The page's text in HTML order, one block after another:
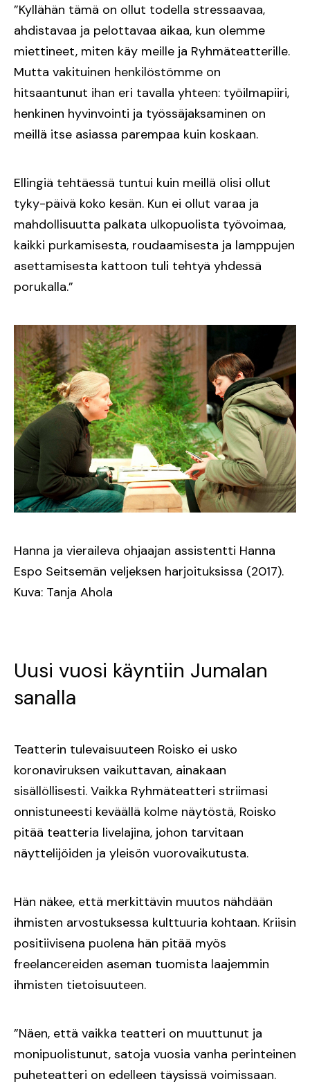
”Kyllähän tämä on ollut todella stressaavaa,
ahdistavaa ja pelottavaa aikaa, kun olemme
miettineet, miten käy meille ja Ryhmäteatterille.
Mutta vakituinen henkilöstömme on
hitsaantunut ihan eri tavalla yhteen: työilmapiiri,
henkinen hyvinvointi ja työssäjaksaminen on
meillä itse asiassa parempaa kuin koskaan.
Ellingiä tehtäessä tuntui kuin meillä olisi ollut
tyky-päivä koko kesän. Kun ei ollut varaa ja
mahdollisuutta palkata ulkopuolista työvoimaa,
kaikki purkamisesta, roudaamisesta ja lamppujen
asettamisesta kattoon tuli tehtyä yhdessä
porukalla.”
Hanna ja vieraileva ohjaajan assistentti Hanna
Espo Seitsemän veljeksen harjoituksissa (2017).
Kuva: Tanja Ahola
Uusi vuosi käyntiin Jumalan
sanalla
Teatterin tulevaisuuteen Roisko ei usko
koronaviruksen vaikuttavan, ainakaan
sisällöllisesti. Vaikka Ryhmäteatteri striimasi
onnistuneesti keväällä kolme näytöstä, Roisko
pitää teatteria livelajina, johon tarvitaan
näyttelijöiden ja yleisön vuorovaikutusta.
Hän näkee, että merkittävin muutos nähdään
ihmisten arvostuksessa kulttuuria kohtaan. Kriisin
positiivisena puolena hän pitää myös
freelancereiden aseman tuomista laajemmin
ihmisten tietoisuuteen.
”Näen, että vaikka teatteri on muuttunut ja
monipuolistunut, satoja vuosia vanha perinteinen
puheteatteri on edelleen täysissä voimissaan.